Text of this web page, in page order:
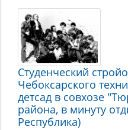
Студенческий
Чебоксарского
детсад в совхозе
района, в минуту
Республика)